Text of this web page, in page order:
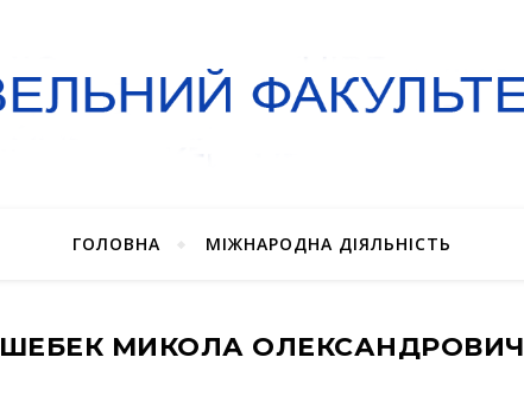
ГОЛОВНА МІЖНАРОДНА ДІЯЛЬНІСТЬ
ШЕБЕК МИКОЛА ОЛЕКСАНДРОВИЧ